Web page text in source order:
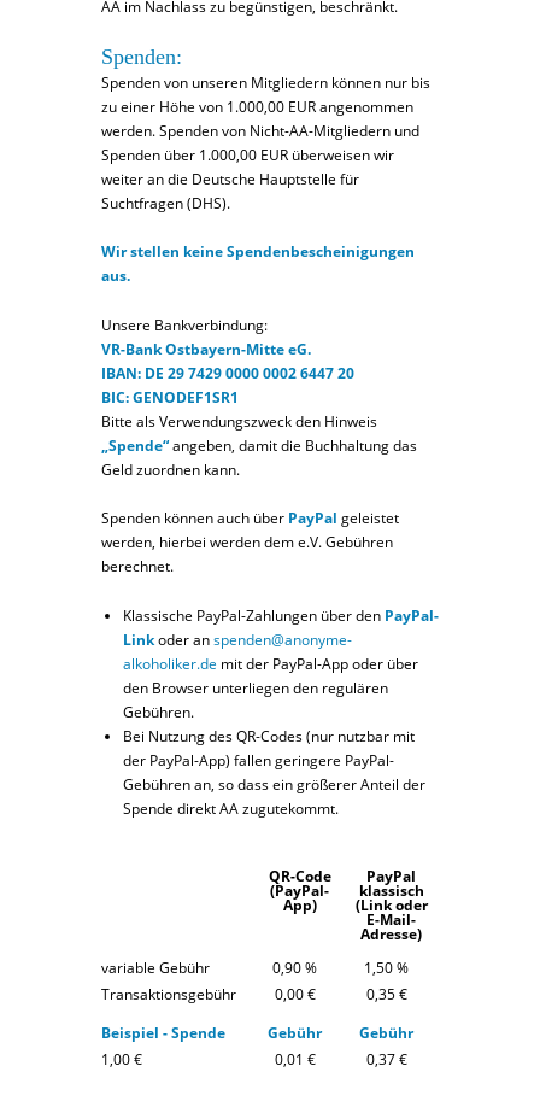
AA im Nachlass zu begünstigen, beschränkt.
Spenden:
Spenden von unseren Mitgliedern können nur bis
zu einer Höhe von 1.000,00 EUR angenommen
werden. Spenden von Nicht-AA-Mitgliedern und
Spenden über 1.000,00 EUR überweisen wir
weiter an die Deutsche Hauptstelle für
Suchtfragen (DHS).
Wir stellen keine Spendenbescheinigungen
aus.
Unsere Bankverbindung:
VR-Bank Ostbayern-Mitte eG.
IBAN: DE 29 7429 0000 0002 6447 20
BIC: GENODEF1SR1
Bitte als Verwendungszweck den Hinweis
„Spende“angeben, damit die Buchhaltung das
Geld zuordnen kann.
Spenden können auch über PayPal geleistet
werden, hierbei werden dem e.V. Gebühren
berechnet.
Klassische PayPal-Zahlungen über den PayPal-
Linkoder anspenden@anonyme-
alkoholiker.de mit der PayPal-App oder über
den Browser unterliegen den regulären
Gebühren.
Bei Nutzung des QR-Codes (nur nutzbar mit
der PayPal-App) fallen geringere PayPal-
Gebühren an, so dass ein größerer Anteil der
Spende direkt AA zugutekommt.
QR-Code
(PayPal-
App)
PayPal
klassisch
(Link oder
E-Mail-
Adresse)
variable Gebühr
0,90 %
1,50 %
Transaktionsgebühr
0,00 €
0,35 €
Beispiel - Spende
Gebühr
Gebühr
1,00 €
0,01 € 0,37 €